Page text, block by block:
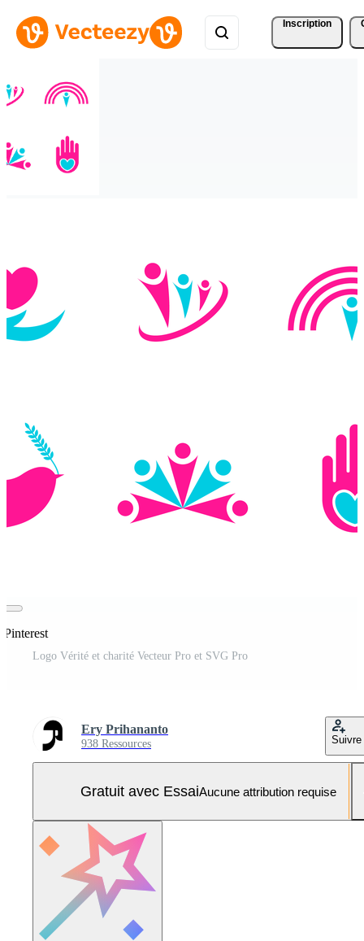
Inscription
Pinterest
Logo Vérité et charité Vecteur Pro et SVG Pro
Ery Prihananto
938 Ressources Suivre
Gratuit avec EssaiAucune attribution requise